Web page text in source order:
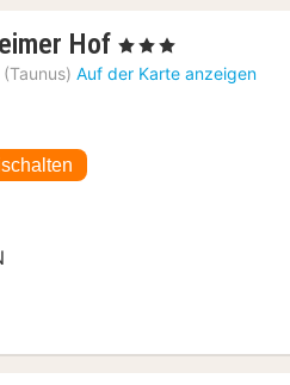
Hof 1
Nacht
, 3 Sterne
Auf der Karte anzeigen